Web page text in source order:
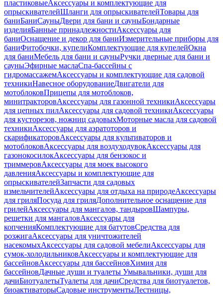
пластиковыеАксессуары и комплектующие для
опрыскивателейШланги для опрыскивателейТовары для
баниБаниСауныДвери для бани и сауныБондарные
изделияБанные принадлежностиАксессуары для
баниОснащение и декор для баниИзмерительные приборы для
баниФитобочки, купелиКомплектующие для купелейОкна
для баниМебель для бани и сауныРучки дверные для бани и
сауныЭфирные маслаСпа-бассейны с
гидромассажемАксессуары и комплектующие для садовой
техникиНавесное оборудованиеДвигатели для
мотоблоковПрицепы для мотоблоков,
минитракторовАксессуары для газонной техникиАксессуары
для цепных пилАксессуары для садовой техникиАксессуары
для кусторезов, ножниц садовыхМоторные масла для садовой
техникиАксессуары для аэратоторов и
скарификаторовАксессуары для культиваторов и
мотоблоковАксессуары для воздуходувокАксессуары для
газонокосилокАксессуары для бензокос и
триммеровАксессуары для моек высокого
давленияАксессуары и комплектующие для
опрыскивателейЗапчасти для садовых
измельчителейАксессуары для отдыха на природеАксессуары
для гриляПосуда для гриляДополнительное оснащение для
грилейАксессуары для мангалов, тандыровШампуры,
решетки для мангаловАксессуары для
копченияКомплектующие для батутовСредства для
розжигаАксессуары для уничтожителей
насекомыхАксессуары для садовой мебелиАксессуары для
сумок-холодильниковАксессуары и комплектующие для
бассейновАксессуары для бассейновХимия для
бассейновДачные души и туалеты Умывальники, души для
дачиБиотуалетыТуалеты для дачиСредства для биотуалетов,
биоактиваторыСадовые инструментыЛестницы,